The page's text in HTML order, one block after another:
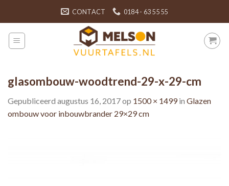
content
CONTACT 0184 - 63 55 55
glasombouw-woodtrend-29-x-29-cm
Gepubliceerd augustus 16, 2017op 1500 × 1499in Glazen
ombouw voor inbouwbrander 29×29 cm